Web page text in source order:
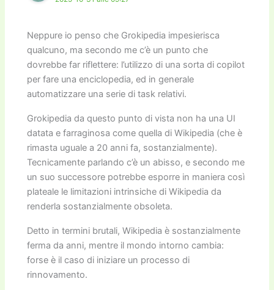
Neppure io penso che Grokipedia impesierisca
qualcuno, ma secondo me c’è un punto che
dovrebbe far riflettere: l’utilizzo di una sorta di copilot
per fare una enciclopedia, ed in generale
automatizzare una serie di task relativi.
Grokipedia da questo punto di vista non ha una UI
datata e farraginosa come quella di Wikipedia (che è
rimasta uguale a 20 anni fa, sostanzialmente).
Tecnicamente parlando c’è un abisso, e secondo me
un suo successore potrebbe esporre in maniera così
plateale le limitazioni intrinsiche di Wikipedia da
renderla sostanzialmente obsoleta.
Detto in termini brutali, Wikipedia è sostanzialmente
ferma da anni, mentre il mondo intorno cambia:
forse è il caso di iniziare un processo di
rinnovamento.